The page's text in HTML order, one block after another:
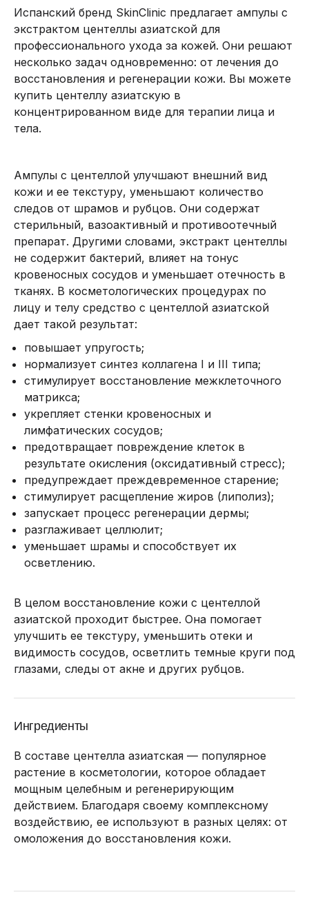
Испанский бренд SkinClinic предлагает ампулы с
экстрактом центеллы азиатской для
профессионального ухода за кожей. Они решают
несколько задач одновременно: от лечения до
восстановления и регенерации кожи. Вы можете
купить центеллу азиатскую в
концентрированном виде для терапии лица и
тела.
Ампулы с центеллой улучшают внешний вид
кожи и ее текстуру, уменьшают количество
следов от шрамов и рубцов. Они содержат
стерильный, вазоактивный и противоотечный
препарат. Другими словами, экстракт центеллы
не содержит бактерий, влияет на тонус
кровеносных сосудов и уменьшает отечность в
тканях. В косметологических процедурах по
лицу и телу средство с центеллой азиатской
дает такой результат:
повышает упругость;
нормализует синтез коллагена I и III типа;
стимулирует восстановление межклеточного
матрикса;
укрепляет стенки кровеносных и
лимфатических сосудов;
предотвращает повреждение клеток в
результате окисления (оксидативный стресс);
предупреждает преждевременное старение;
стимулирует расщепление жиров (липолиз);
запускает процесс регенерации дермы;
разглаживает целлюлит;
уменьшает шрамы и способствует их
осветлению.
В целом восстановление кожи с центеллой
азиатской проходит быстрее. Она помогает
улучшить ее текстуру, уменьшить отеки и
видимость сосудов, осветлить темные круги под
глазами, следы от акне и других рубцов.
Ингредиенты
В составе центелла азиатская — популярное
растение в косметологии, которое обладает
мощным целебным и регенерирующим
действием. Благодаря своему комплексному
воздействию, ее используют в разных целях: от
омоложения до восстановления кожи.